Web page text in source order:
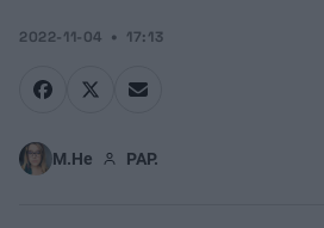
2022-11-04 17:13
M.He PAP.